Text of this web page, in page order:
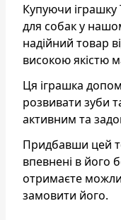
Купуючи
для собак у
надійний товар
високою якістю
Ця іграшка
розвивати зуби
активним та
Придбавши цей
впевнені в його
отримаєте
замовити його.